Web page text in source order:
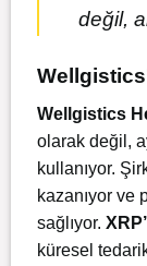
değil,
Wellgistics
olarak değil,
kullanıyor.
kazanıyor ve
sağlıyor.
küresel